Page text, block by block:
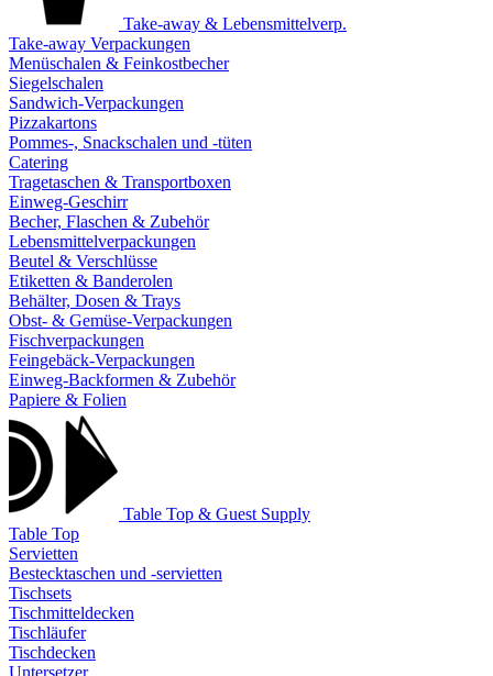
Take-away & Lebensmittelverp.
Take-away Verpackungen
Menüschalen & Feinkostbecher
Siegelschalen
Sandwich-Verpackungen
Pizzakartons
Pommes-, Snackschalen und -tüten
Catering
Tragetaschen & Transportboxen
Einweg-Geschirr
Becher, Flaschen & Zubehör
Lebensmittelverpackungen
Beutel & Verschlüsse
Etiketten & Banderolen
Behälter, Dosen & Trays
Obst- & Gemüse-Verpackungen
Fischverpackungen
Feingebäck-Verpackungen
Einweg-Backformen & Zubehör
Papiere & Folien
Table Top & Guest Supply
Table Top
Servietten
Bestecktaschen und -servietten
Tischsets
Tischmitteldecken
Tischläufer
Tischdecken